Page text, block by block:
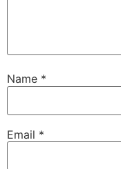
Name *
Email *